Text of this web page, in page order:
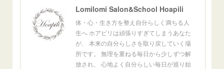
Lomilomi Salon&School Hoapili
体・心・生き方を整え自分らしく満ちる人
生へ ホアピリは頑張りすぎてしまうあなた
が、 本来の自分らしさを取り戻していく場
所です。 無理を重ねる毎日から少しずつ解
放され、 心地よく自分らしい毎日が巡り始